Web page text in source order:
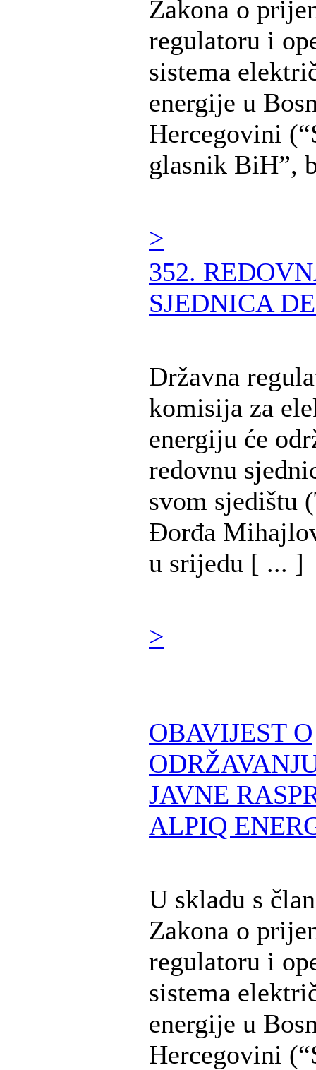
Zakona o
regulatoru i
sistema
energije u
Hercegovini
glasnik BiH”,
>
352.
SJEDNICA
Državna
komisija za
energiju će
redovnu
svom sjedištu
Đorđa
u srijedu [ ... ]
>
OBAVIJEST O
JAVNE
ALPIQ
U skladu s
Zakona o
regulatoru i
sistema
energije u
Hercegovini